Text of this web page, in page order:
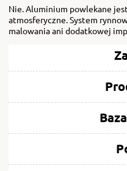
Nie. Aluminium powlekane
atmosferyczne. System
malowania ani dodatkowej